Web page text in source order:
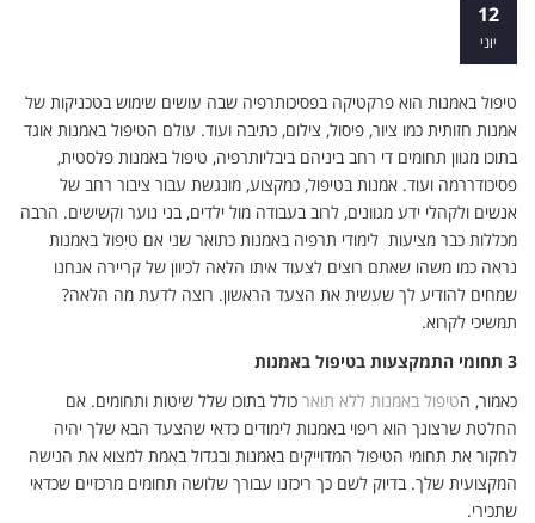
12
יוני
טיפול באמנות הוא פרקטיקה בפסיכותרפיה שבה עושים שימוש בטכניקות של
אמנות חזותית כמו ציור, פיסול, צילום, כתיבה ועוד. עולם הטיפול באמנות אוגד
בתוכו מגוון תחומים די רחב ביניהם ביבליותרפיה, טיפול באמנות פלסטית,
פסיכודררמה ועוד. אמנות בטיפול, כמקצוע, מונגשת עבור ציבור רחב של
אנשים ולקהלי ידע מגוונים, לרוב בעבודה מול ילדים, בני נוער וקשישים. הרבה
מכללות כבר מציעות לימודי תרפיה באמנות כתואר שני אם טיפול באמנות
נראה כמו משהו שאתם רוצים לצעוד איתו הלאה לכיוון של קריירה אנחנו
שמחים להודיע לך שעשית את הצעד הראשון. רוצה לדעת מה הלאה?
תמשיכי לקרוא.
3 תחומי התמקצעות בטיפול באמנות
כאמור, הטיפול באמנות ללא תואר כולל בתוכו שלל שיטות ותחומים. אם
החלטת שרצונך הוא ריפוי באמנות לימודים כדאי שהצעד הבא שלך יהיה
לחקור את תחומי הטיפול המדוייקים באמנות ובגדול באמת למצוא את הנישה
המקצועית שלך. בדיוק לשם כך ריכזנו עבורך שלושה תחומים מרכזיים שכדאי
שתכירי.